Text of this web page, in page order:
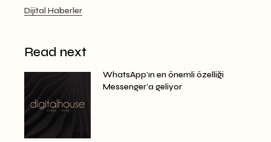
Dijital Haberler
Read next
WhatsApp’ın en önemli özelliği
Messenger’a geliyor